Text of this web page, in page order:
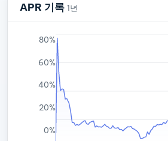
APR 기록 1년
80%
60%
40%
20%
0%